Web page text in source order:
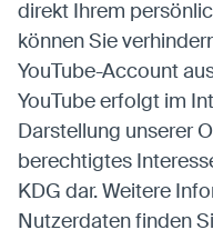
direkt Ihrem
können Sie
YouTube-Account
YouTube erfolgt im
Darstellung unserer
berechtigtes
KDG dar. Weitere
Nutzerdaten finden